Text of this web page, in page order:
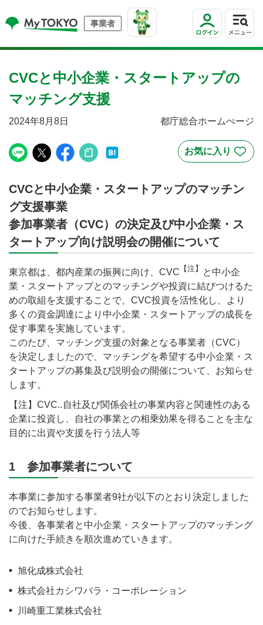
事業者
CVCと中小企業・スタートアップの
マッチング支援
2024年8月8日 都庁総合ホームぺージ
CVCと中小企業・スタートアップのマッチン
グ支援事業
参加事業者（CVC）の決定及び中小企業・ス
タートアップ向け説明会の開催について
東京都は、都内産業の振興に向け、CVC 【注】
と中小企
業・スタートアップとのマッチングや投資に結びつけるた
めの取組を支援することで、CVC投資を活性化し、より
多くの資金調達により中小企業・スタートアップの成長を
促す事業を実施しています。
このたび、マッチング支援の対象となる事業者（CVC）
を決定しましたので、マッチングを希望する中小企業・ス
タートアップの募集及び説明会の開催について、お知らせ
します。
【注】CVC‥自社及び関係会社の事業内容と関連性のある
企業に投資し、自社の事業との相乗効果を得ることを主な
目的に出資や支援を行う法人等
1 参加事業者について
本事業に参加する事業者9社が以下のとおり決定しました
のでお知らせします。
今後、各事業者と中小企業・スタートアップのマッチング
に向けた手続きを順次進めていきます。
旭化成株式会社
株式会社カシワバラ・コーポレーション
川崎重工業株式会社